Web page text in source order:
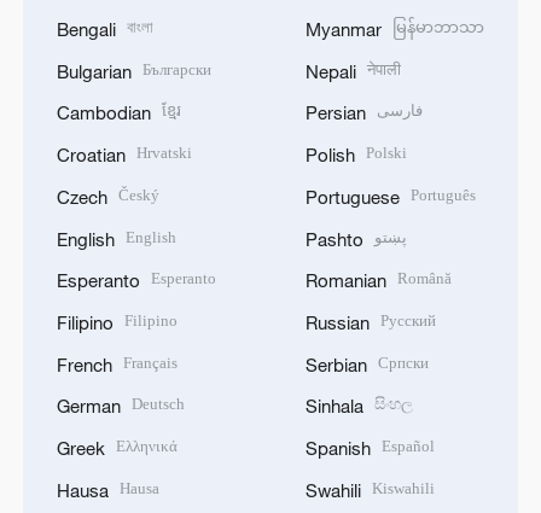
Bengali বাংলা
Bulgarian Български
Cambodian ខ្មែរ
Croatian Hrvatski
Czech Český
English English
Esperanto Esperanto
Filipino Filipino
French Français
German Deutsch
Greek Ελληνικά
Hausa Hausa
Myanmar မြန်မာဘာသာ
Nepali नेपाली
Persian فارسی
Polish Polski
Portuguese Português
Pashto پښتو
Romanian Română
Russian Русский
Serbian Српски
Sinhala සිංහල
Spanish Español
Swahili Kiswahili